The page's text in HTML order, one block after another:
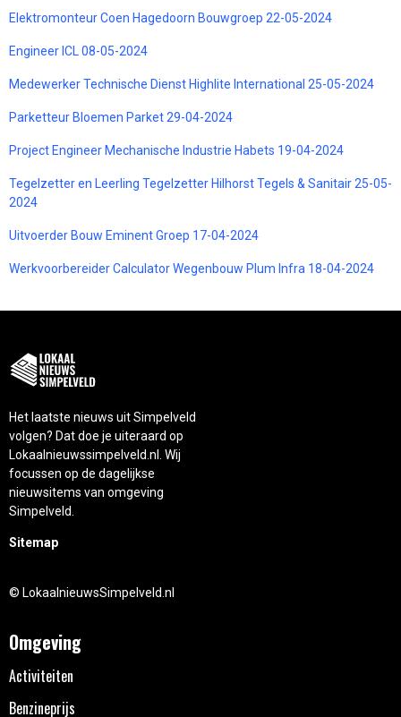
Elektromonteur Coen Hagedoorn Bouwgroep 22-05-2024
Engineer ICL 08-05-2024
Medewerker Technische Dienst Highlite International 25-05-2024
Parketteur Bloemen Parket 29-04-2024
Project Engineer Mechanische Industrie Habets 19-04-2024
Tegelzetter en Leerling Tegelzetter Hilhorst Tegels & Sanitair 25-05-
2024
Uitvoerder Bouw Eminent Groep 17-04-2024
Werkvoorbereider Calculator Wegenbouw Plum Infra 18-04-2024
Het laatste nieuws uit Simpelveld
volgen? Dat doe je uiteraard op
Lokaalnieuwssimpelveld.nl. Wij
focussen op de dagelijkse
nieuwsitems van omgeving
Simpelveld.
Sitemap
© LokaalnieuwsSimpelveld.nl
Omgeving
Activiteiten
Benzineprijs